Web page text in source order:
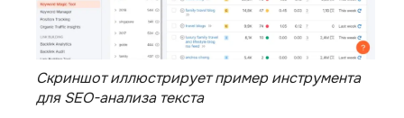
Скриншот иллюстрирует пример инструмента
для SEO-анализа текста